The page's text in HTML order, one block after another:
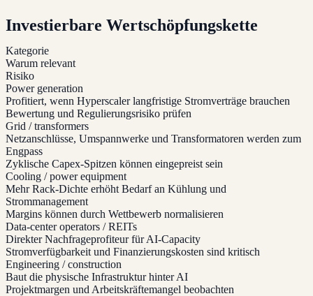
Investierbare Wertschöpfungskette
Kategorie
Warum relevant
Risiko
Power generation
Profitiert, wenn Hyperscaler langfristige Stromverträge brauchen
Bewertung und Regulierungsrisiko prüfen
Grid / transformers
Netzanschlüsse, Umspannwerke und Transformatoren werden zum
Engpass
Zyklische Capex-Spitzen können eingepreist sein
Cooling / power equipment
Mehr Rack-Dichte erhöht Bedarf an Kühlung und
Strommanagement
Margins können durch Wettbewerb normalisieren
Data-center operators / REITs
Direkter Nachfrageprofiteur für AI-Capacity
Stromverfügbarkeit und Finanzierungskosten sind kritisch
Engineering / construction
Baut die physische Infrastruktur hinter AI
Projektmargen und Arbeitskräftemangel beobachten